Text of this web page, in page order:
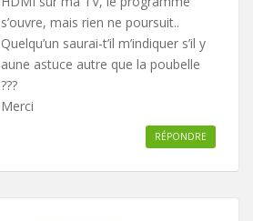
s’ouvre, mais rien ne poursuit..
Quelqu’un saurai-t’il m’indiquer s’il y
aune astuce autre que la poubelle
???
Merci
RÉPONDRE